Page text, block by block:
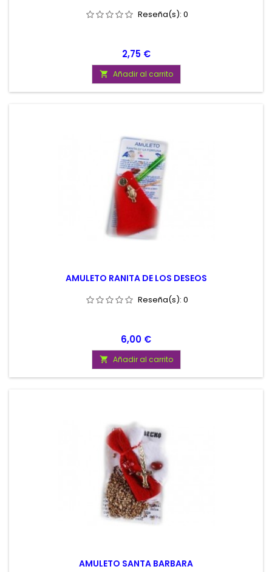
Reseña(s): 0
Precio
2,75 €
 Añadir al carrito
AMULETO RANITA DE LOS DESEOS
Reseña(s): 0
Precio
6,00 €
 Añadir al carrito
AMULETO SANTA BARBARA